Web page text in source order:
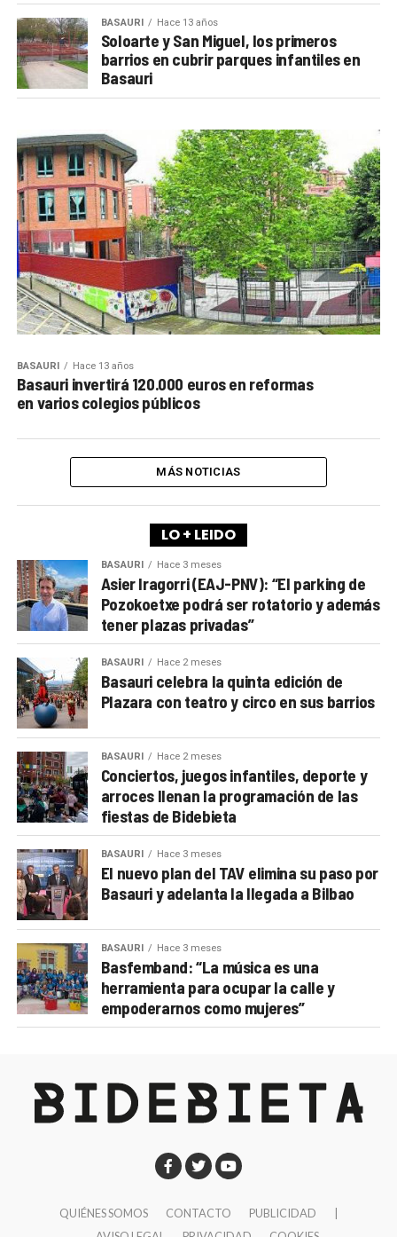
BASAURI Hace 13 años
Soloarte y San Miguel, los primeros
barrios en cubrir parques infantiles en
Basauri
BASAURI Hace 13 años
Basauri invertirá 120.000 euros en reformas
en varios colegios públicos
MÁS NOTICIAS
LO + LEIDO
BASAURI Hace 3 meses
Asier Iragorri (EAJ-PNV): “El parking de
Pozokoetxe podrá ser rotatorio y además
tener plazas privadas”
BASAURI Hace 2 meses
Basauri celebra la quinta edición de
Plazara con teatro y circo en sus barrios
BASAURI Hace 2 meses
Conciertos, juegos infantiles, deporte y
arroces llenan la programación de las
fiestas de Bidebieta
BASAURI Hace 3 meses
El nuevo plan del TAV elimina su paso por
Basauri y adelanta la llegada a Bilbao
BASAURI Hace 3 meses
Basfemband: “La música es una
herramienta para ocupar la calle y
empoderarnos como mujeres”
QUIÉNES SOMOS CONTACTO PUBLICIDAD